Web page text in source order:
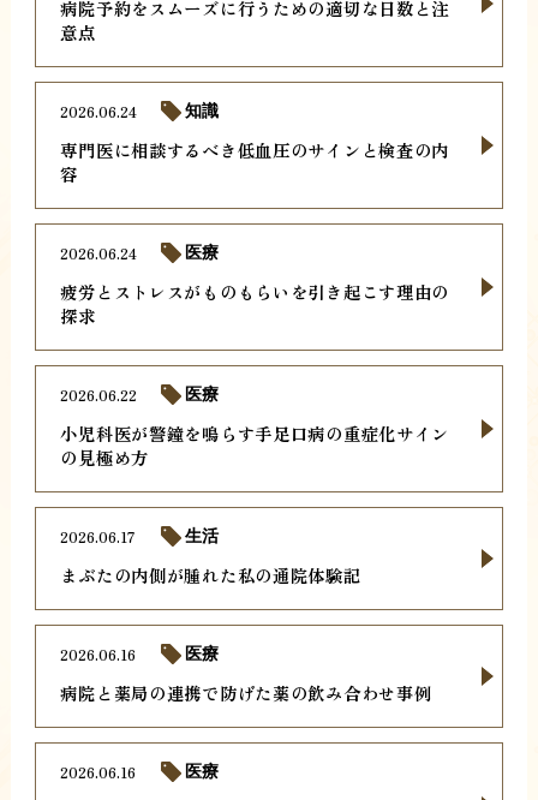
病院予約をスムーズに行うための適切な日数と注
意点
専門医に相談するべき低血圧のサインと検査の内
容
2026.06.24 知識
疲労とストレスがものもらいを引き起こす理由の
探求
2026.06.24 医療
小児科医が警鐘を鳴らす手足口病の重症化サイン
の見極め方
2026.06.22 医療
まぶたの内側が腫れた私の通院体験記
2026.06.17 生活
病院と薬局の連携で防げた薬の飲み合わせ事例
2026.06.16 医療
2026.06.16 医療